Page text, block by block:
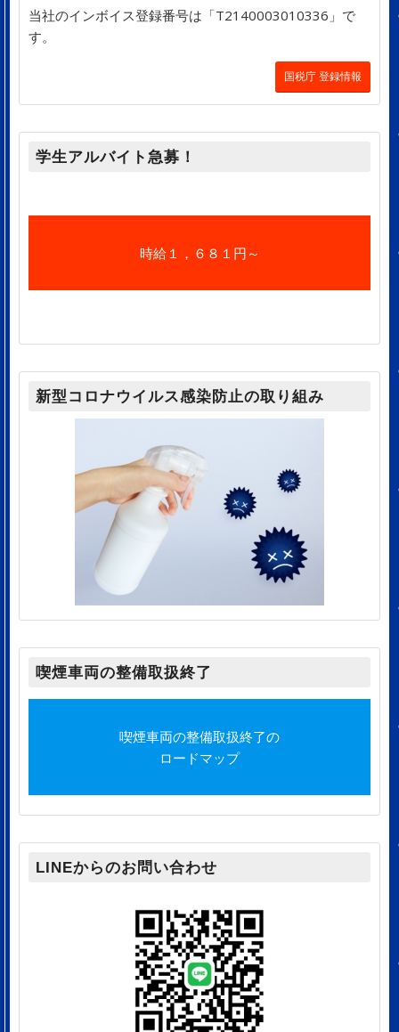
当社のインボイス登録番号は「T2140003010336」で
す。
国税庁 登録情報
学生アルバイト急募！
時給１，６８１円～
新型コロナウイルス感染防止の取り組み
喫煙車両の整備取扱終了
喫煙車両の整備取扱終了の
ロードマップ
LINEからのお問い合わせ